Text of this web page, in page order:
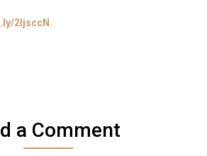
2IjsccN.
a Comment